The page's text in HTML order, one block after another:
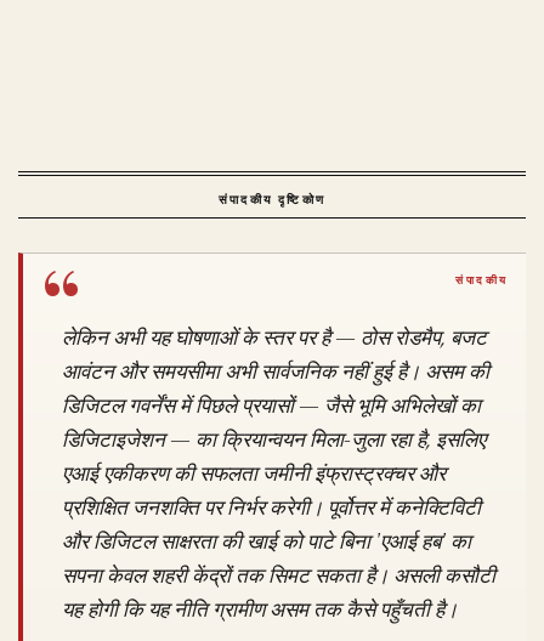
संपादकीय दृष्टिकोण
लेकिन अभी यह घोषणाओं के स्तर पर है — ठोस रोडमैप, बजट
आवंटन और समयसीमा अभी सार्वजनिक नहीं हुई है। असम की
डिजिटल गवर्नेंस में पिछले प्रयासों — जैसे भूमि अभिलेखों का
डिजिटाइजेशन — का क्रियान्वयन मिला-जुला रहा है, इसलिए
एआई एकीकरण की सफलता जमीनी इंफ्रास्ट्रक्चर और
प्रशिक्षित जनशक्ति पर निर्भर करेगी। पूर्वोत्तर में कनेक्टिविटी
और डिजिटल साक्षरता की खाई को पाटे बिना 'एआई हब' का
सपना केवल शहरी केंद्रों तक सिमट सकता है। असली कसौटी
यह होगी कि यह नीति ग्रामीण असम तक कैसे पहुँचती है।